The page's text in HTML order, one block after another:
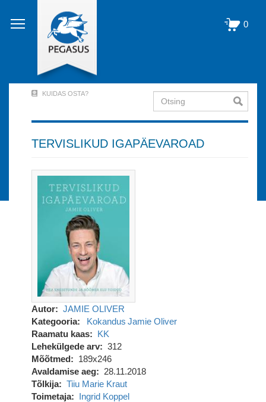
edasi
põhisisu
0
Account
Menu
out)
KUIDAS OSTA? Otsing
TERVISLIKUD IGAPÄEVAROAD
Autor
JAMIE OLIVER
Kategooria
Kokandus Jamie Oliver
Raamatu kaas
KK
Lehekülgede arv
312
Mõõtmed
189x246
Avaldamise aeg
28.11.2018
Tõlkija
Tiiu Marie Kraut
Toimetaja
Ingrid Koppel